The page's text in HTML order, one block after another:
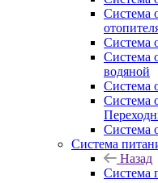
Система
Система
Система
водяной
Система
Система
Система
Система
Назад
Система